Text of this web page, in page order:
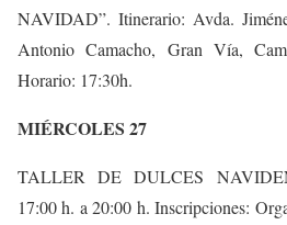
NAVIDAD”. Itinerario: Avda.
Antonio Camacho, Gran Vía,
Horario: 17:30h.
MIÉRCOLES 27
TALLER DE DULCES
17:00 h. a 20:00 h. Inscripciones: